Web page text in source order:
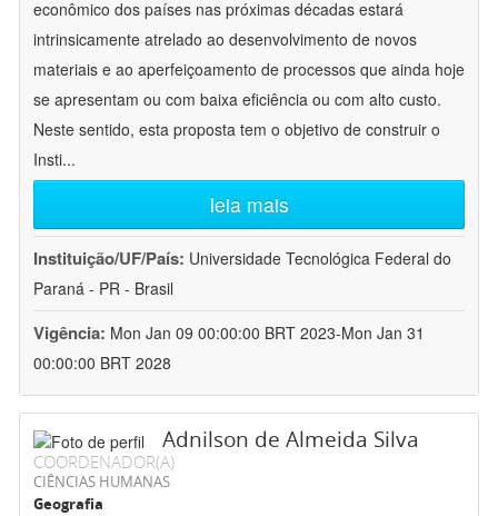
econômico dos países nas próximas décadas estará
intrinsicamente atrelado ao desenvolvimento de novos
materiais e ao aperfeiçoamento de processos que ainda hoje
se apresentam ou com baixa eficiência ou com alto custo.
Neste sentido, esta proposta tem o objetivo de construir o
Insti...
leia mais
Instituição/UF/País: Universidade Tecnológica Federal do
Paraná - PR - Brasil
Vigência: Mon Jan 09 00:00:00 BRT 2023-Mon Jan 31
00:00:00 BRT 2028
Adnilson de Almeida Silva
COORDENADOR(A)
CIÊNCIAS HUMANAS
Geografia